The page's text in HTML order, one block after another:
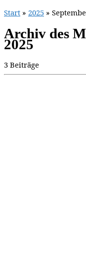
Start » 2025 »
Archiv des
2025
3 Beiträge